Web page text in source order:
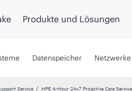
Produkte und Lösungen
Datenspeicher Netzwerke
Service HPE 4-Hour 24x7 Proactive Care